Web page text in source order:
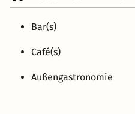
Bar(s)
Café(s)
Außengastronomie